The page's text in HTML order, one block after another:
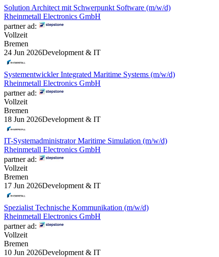
Solution Architect mit Schwerpunkt Software (m/w/d)
Rheinmetall Electronics GmbH
partner ad:
Vollzeit
Bremen
24 Jun 2026Development & IT
Systementwickler Integrated Maritime Systems (m/w/d)
Rheinmetall Electronics GmbH
partner ad:
Vollzeit
Bremen
18 Jun 2026Development & IT
IT-Systemadministrator Maritime Simulation (m/w/d)
Rheinmetall Electronics GmbH
partner ad:
Vollzeit
Bremen
17 Jun 2026Development & IT
Spezialist Technische Kommunikation (m/w/d)
Rheinmetall Electronics GmbH
partner ad:
Vollzeit
Bremen
10 Jun 2026Development & IT